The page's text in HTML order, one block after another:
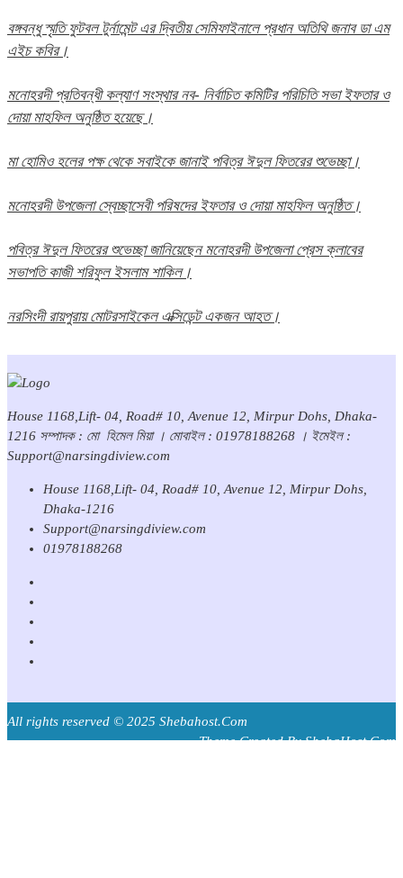
বঙ্গবন্ধু স্মৃতি ফুটবল টুর্নামেন্ট এর দ্বিতীয় সেমিফাইনালে প্রধান অতিথি জনাব ডা এম
এইচ কবির।
মনোহরদী প্রতিবন্ধী কল্যাণ সংস্থার নব- নির্বাচিত কমিটির পরিচিতি সভা ইফতার ও
দোয়া মাহফিল অনুষ্ঠিত হয়েছে।
মা হোমিও হলের পক্ষ থেকে সবাইকে জানাই পবিত্র ঈদুল ফিতরের শুভেচ্ছা।
মনোহরদী উপজেলা স্বেচ্ছাসেবী পরিষদের ইফতার ও দোয়া মাহফিল অনুষ্ঠিত।
পবিত্র ঈদুল ফিতরের শুভেচ্ছা জানিয়েছেন মনোহরদী উপজেলা প্রেস ক্লাবের
সভাপতি কাজী শরিফুল ইসলাম শাকিল।
নরসিংদী রায়পুরায় মোটরসাইকেল এক্সিডেন্ট একজন আহত।
House 1168,Lift- 04, Road# 10, Avenue 12, Mirpur Dohs, Dhaka-
1216 সম্পাদক : মো হিমেল মিয়া । মোবাইল : 01978188268 । ইমেইল :
Support@narsingdiview.com
House 1168,Lift- 04, Road# 10, Avenue 12, Mirpur Dohs,
Dhaka-1216
Support@narsingdiview.com
01978188268
All rights reserved © 2025 Shebahost.Com
Theme Created By ShebaHost.Com